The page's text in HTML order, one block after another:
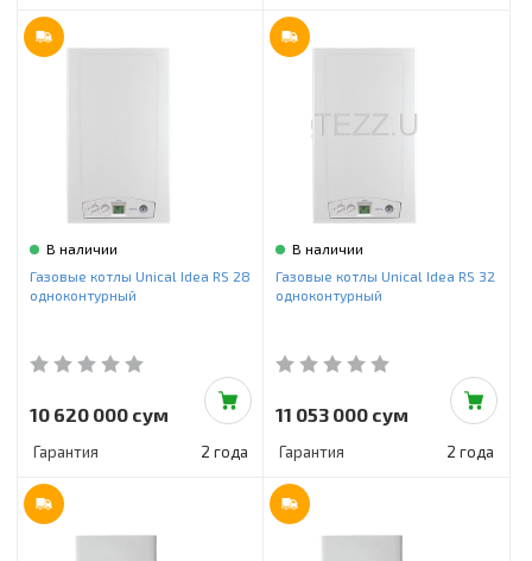
В наличии
Газовые котлы Unical Idea RS 28
одноконтурный
10 620 000 сум
Гарантия 2 года
В наличии
Газовые котлы Unical Idea RS 32
одноконтурный
11 053 000 сум
Гарантия 2 года